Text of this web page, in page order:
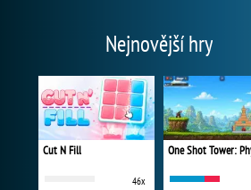
Nejnovější hry
Cut N Fill
46x